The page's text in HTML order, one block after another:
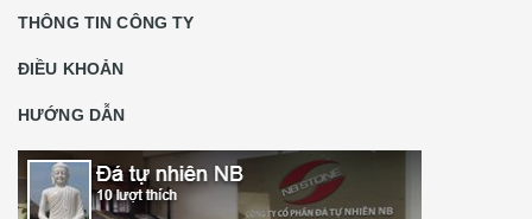
THÔNG TIN CÔNG TY
ĐIỀU KHOẢN
HƯỚNG DẪN